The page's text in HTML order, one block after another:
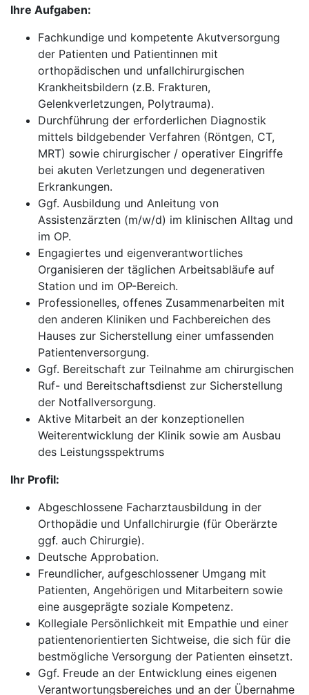
Ihre Aufgaben:
Fachkundige und kompetente Akutversorgung
der Patienten und Patientinnen mit
orthopädischen und unfallchirurgischen
Krankheitsbildern (z.B. Frakturen,
Gelenkverletzungen, Polytrauma).
Durchführung der erforderlichen Diagnostik
mittels bildgebender Verfahren (Röntgen, CT,
MRT) sowie chirurgischer / operativer Eingriffe
bei akuten Verletzungen und degenerativen
Erkrankungen.
Ggf. Ausbildung und Anleitung von
Assistenzärzten (m/w/d) im klinischen Alltag und
im OP.
Engagiertes und eigenverantwortliches
Organisieren der täglichen Arbeitsabläufe auf
Station und im OP-Bereich.
Professionelles, offenes Zusammenarbeiten mit
den anderen Kliniken und Fachbereichen des
Hauses zur Sicherstellung einer umfassenden
Patientenversorgung.
Ggf. Bereitschaft zur Teilnahme am chirurgischen
Ruf- und Bereitschaftsdienst zur Sicherstellung
der Notfallversorgung.
Aktive Mitarbeit an der konzeptionellen
Weiterentwicklung der Klinik sowie am Ausbau
des Leistungsspektrums
Ihr Profil:
Abgeschlossene Facharztausbildung in der
Orthopädie und Unfallchirurgie (für Oberärzte
ggf. auch Chirurgie).
Deutsche Approbation.
Freundlicher, aufgeschlossener Umgang mit
Patienten, Angehörigen und Mitarbeitern sowie
eine ausgeprägte soziale Kompetenz.
Kollegiale Persönlichkeit mit Empathie und einer
patientenorientierten Sichtweise, die sich für die
bestmögliche Versorgung der Patienten einsetzt.
Ggf. Freude an der Entwicklung eines eigenen
Verantwortungsbereiches und an der Übernahme